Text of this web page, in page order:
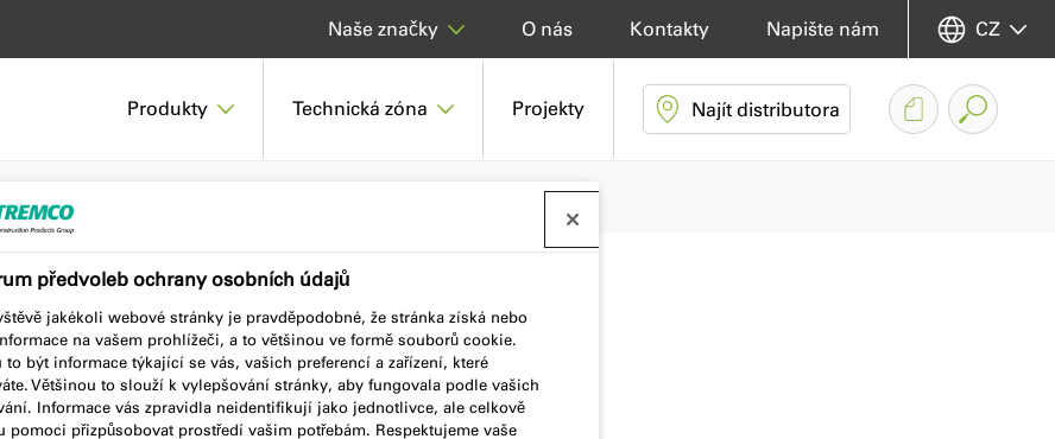
Produkty Technická zóna Projekty Najít distributora
O nás Kontakty Napište nám
Naše značky CZ
50
předvoleb ochrany osobních údajů
jakékoli webové stránky je pravděpodobné, že stránka získá nebo
na vašem prohlížeči, a to většinou ve formě souborů cookie.
to být informace týkající se vás, vašich preferencí a zařízení, které
Většinou to slouží k vylepšování stránky, aby fungovala podle vašich
Informace vás zpravidla neidentifikují jako jednotlivce, ale celkově
pomoci přizpůsobovat prostředí vašim potřebám. Respektujeme vaše